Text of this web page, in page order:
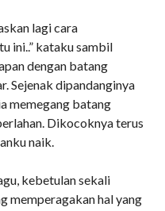
lagi cara
ini..” kataku sambil
dengan batang
Sejenak dipandanginya
memegang batang
Dikocoknya terus
naik.
kebetulan sekali
memperagakan hal yang